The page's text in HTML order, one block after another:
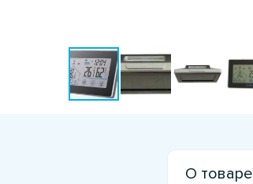
О товаре